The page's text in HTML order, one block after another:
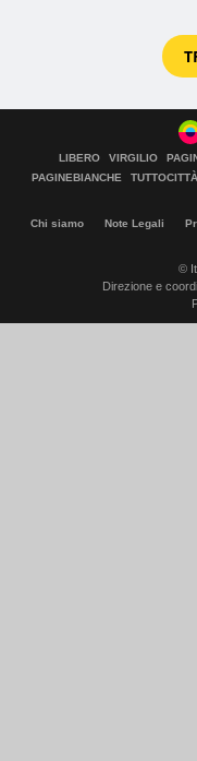
LIBERO VIRGILIO
PAGINEBIANCHE
TUTTOCITTÀ
Chi siamo Note Legali
©
Direzione e